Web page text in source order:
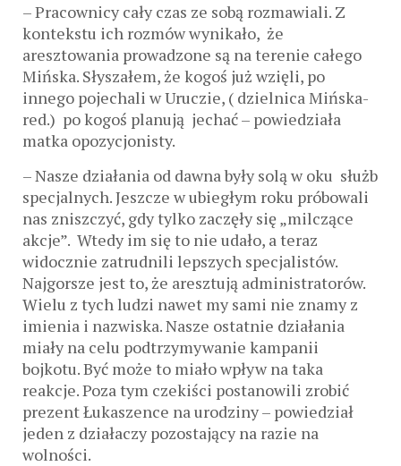
– Pracownicy cały czas ze sobą rozmawiali. Z
kontekstu ich rozmów wynikało, że
aresztowania prowadzone są na terenie całego
Mińska. Słyszałem, że kogoś już wzięli, po
innego pojechali w Uruczie, ( dzielnica Mińska-
red.) po kogoś planują jechać – powiedziała
matka opozycjonisty.
– Nasze działania od dawna były solą w oku służb
specjalnych. Jeszcze w ubiegłym roku próbowali
nas zniszczyć, gdy tylko zaczęły się „milczące
akcje”. Wtedy im się to nie udało, a teraz
widocznie zatrudnili lepszych specjalistów.
Najgorsze jest to, że aresztują administratorów.
Wielu z tych ludzi nawet my sami nie znamy z
imienia i nazwiska. Nasze ostatnie działania
miały na celu podtrzymywanie kampanii
bojkotu. Być może to miało wpływ na taka
reakcje. Poza tym czekiści postanowili zrobić
prezent Łukaszence na urodziny – powiedział
jeden z działaczy pozostający na razie na
wolności.